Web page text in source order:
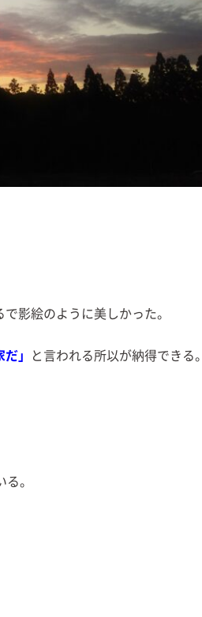
影絵のように美しかった。
」 と言われる所以が納得できる。
る。